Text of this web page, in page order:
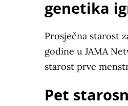
genetika
Prosječna starost
godine u JAMA
starost prve
Pet